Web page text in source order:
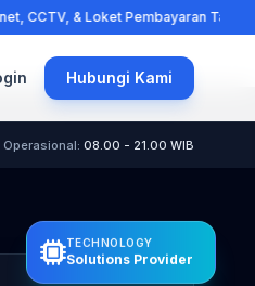
Pembayaran Tagihan Online Resmi
Hubungi Kami
Operasional: 08.00 - 21.00 WIB
TECHNOLOGY
Solutions Provider